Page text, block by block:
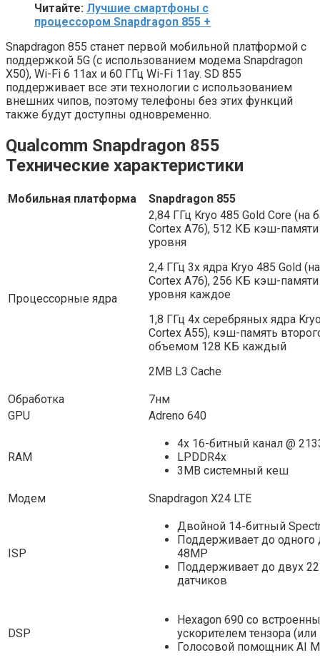
Читайте: Лучшие смартфоны с
процессором Snapdragon 855 +
Snapdragon 855 станет первой мобильной платформой с
поддержкой 5G (с использованием модема Snapdragon
X50), Wi-Fi 6 11ax и 60 ГГц Wi-Fi 11ay. SD 855
поддерживает все эти технологии с использованием
внешних чипов, поэтому телефоны без этих функций
также будут доступны одновременно.
Qualcomm Snapdragon 855
Технические характеристики
Мобильная платформа Snapdragon 855
Процессорные ядра
2,84 ГГц Kryo 485 Gold Core (на
Cortex A76), 512 КБ кэш-памяти
уровня
2,4 ГГц 3x ядра Kryo 485 Gold
Cortex A76), 256 КБ кэш-памяти
уровня каждое
1,8 ГГц 4x серебряных ядра
Cortex A55), кэш-память
объемом 128 КБ каждый
2MB L3 Cache
Обработка
7нм
GPU
Adreno 640
RAM
4x 16-битный канал @
LPDDR4x
3MB системный кеш
Модем Snapdragon X24 LTE
ISP
Двойной 14-битный
Поддерживает до одного
48MP
Поддерживает до двух
датчиков
DSP
Hexagon 690 со
ускорителем тензора (или
Голосовой помощник AI